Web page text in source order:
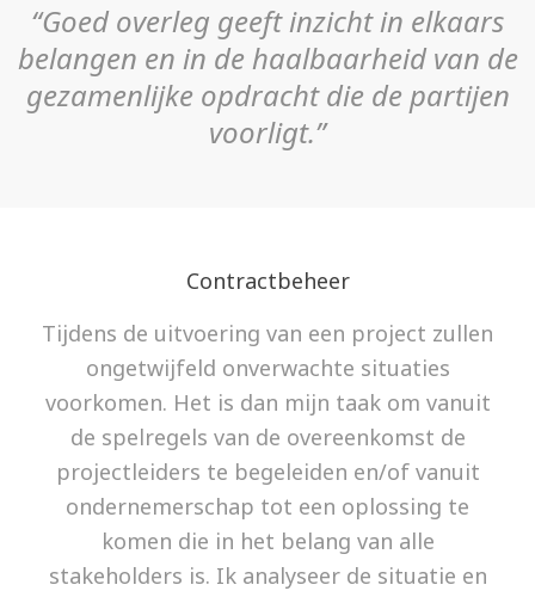
“Goed overleg geeft inzicht in elkaars
belangen en in de haalbaarheid van de
gezamenlijke opdracht die de partijen
voorligt.”
Contractbeheer
Tijdens de uitvoering van een project zullen
ongetwijfeld onverwachte situaties
voorkomen. Het is dan mijn taak om vanuit
de spelregels van de overeenkomst de
projectleiders te begeleiden en/of vanuit
ondernemerschap tot een oplossing te
komen die in het belang van alle
stakeholders is. Ik analyseer de situatie en